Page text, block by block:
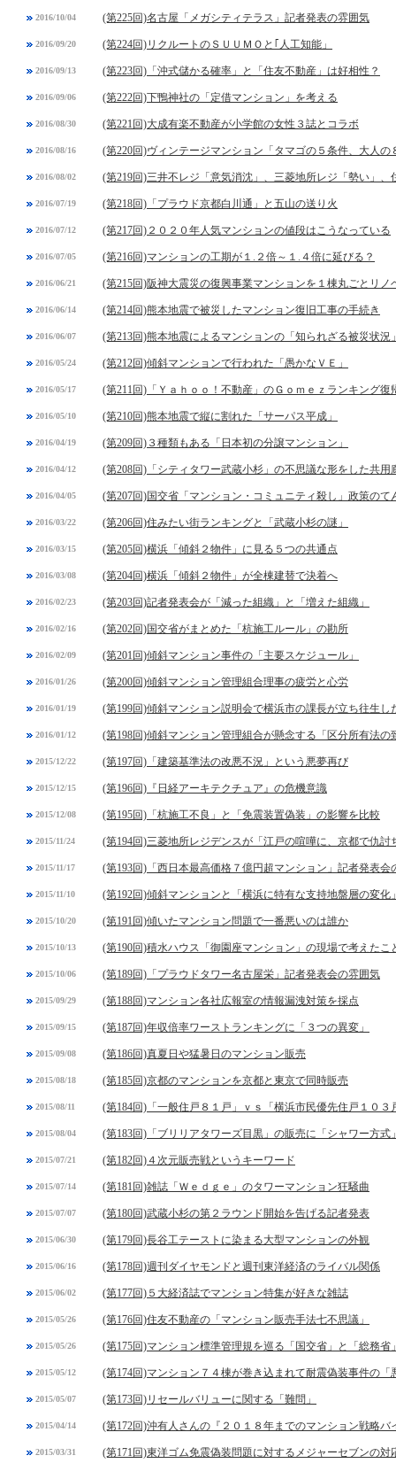
2016/10/04 (第225回)名古屋「メガシティテラス」記者発表の雰囲気
2016/09/20 (第224回)リクルートのＳＵＵＭＯと｢人工知能」
2016/09/13 (第223回)「沖式儲かる確率」と「住友不動産」は好相性？
2016/09/06 (第222回)下鴨神社の「定借マンション」を考える
2016/08/30 (第221回)大成有楽不動産が小学館の女性３誌とコラボ
2016/08/16 (第220回)ヴィンテージマンション「タマゴの５条件、大人の
2016/08/02 (第219回)三井不レジ「意気消沈」、三菱地所レジ「勢い」、
2016/07/19 (第218回)「プラウド京都白川通」と五山の送り火
2016/07/12 (第217回)２０２０年人気マンションの値段はこうなっている
2016/07/05 (第216回)マンションの工期が１.２倍～１.４倍に延びる？
2016/06/21 (第215回)阪神大震災の復興事業マンションを１棟丸ごとリノ
2016/06/14 (第214回)熊本地震で被災したマンション復旧工事の手続き
2016/06/07 (第213回)熊本地震によるマンションの「知られざる被災状況
2016/05/24 (第212回)傾斜マンションで行われた「愚かなＶＥ」
2016/05/17 (第211回)「Ｙａｈｏｏ！不動産」のＧｏｍｅｚランキング復
2016/05/10 (第210回)熊本地震で縦に割れた「サーパス平成」
2016/04/19 (第209回)３種類もある「日本初の分譲マンション」
2016/04/12 (第208回)「シティタワー武蔵小杉」の不思議な形をした共用
2016/04/05 (第207回)国交省「マンション・コミュニティ殺し」政策のて
2016/03/22 (第206回)住みたい街ランキングと「武蔵小杉の謎」
2016/03/15 (第205回)横浜「傾斜２物件」に見る５つの共通点
2016/03/08 (第204回)横浜「傾斜２物件」が全棟建替で決着へ
2016/02/23 (第203回)記者発表会が「減った組織」と「増えた組織」
2016/02/16 (第202回)国交省がまとめた「杭施工ルール」の勘所
2016/02/09 (第201回)傾斜マンション事件の「主要スケジュール」
2016/01/26 (第200回)傾斜マンション管理組合理事の疲労と心労
2016/01/19 (第199回)傾斜マンション説明会で横浜市の課長が立ち往生し
2016/01/12 (第198回)傾斜マンション管理組合が懸念する「区分所有法の
2015/12/22 (第197回)「建築基準法の改悪不況」という悪夢再び
2015/12/15 (第196回)『日経アーキテクチュア』の危機意識
2015/12/08 (第195回)「杭施工不良」と「免震装置偽装」の影響を比較
2015/11/24 (第194回)三菱地所レジデンスが「江戸の喧嘩に、京都で仇討
2015/11/17 (第193回)「西日本最高価格７億円超マンション」記者発表会
2015/11/10 (第192回)傾斜マンションと「横浜に特有な支持地盤層の変化
2015/10/20 (第191回)傾いたマンション問題で一番悪いのは誰か
2015/10/13 (第190回)積水ハウス「御園座マンション」の現場で考えたこ
2015/10/06 (第189回)「プラウドタワー名古屋栄」記者発表会の雰囲気
2015/09/29 (第188回)マンション各社広報室の情報漏洩対策を採点
2015/09/15 (第187回)年収倍率ワーストランキングに「３つの異変」
2015/09/08 (第186回)真夏日や猛暑日のマンション販売
2015/08/18 (第185回)京都のマンションを京都と東京で同時販売
2015/08/11 (第184回)「一般住戸８１戸」ｖｓ「横浜市民優先住戸１０３
2015/08/04 (第183回)「ブリリアタワーズ目黒」の販売に「シャワー方式
2015/07/21 (第182回)４次元販売戦というキーワード
2015/07/14 (第181回)雑誌「Ｗｅｄｇｅ」のタワーマンション狂騒曲
2015/07/07 (第180回)武蔵小杉の第２ラウンド開始を告げる記者発表
2015/06/30 (第179回)長谷工テーストに染まる大型マンションの外観
2015/06/16 (第178回)週刊ダイヤモンドと週刊東洋経済のライバル関係
2015/06/02 (第177回)５大経済誌でマンション特集が好きな雑誌
2015/05/26 (第176回)住友不動産の「マンション販売手法七不思議」
2015/05/26 (第175回)マンション標準管理規を巡る「国交省」と「総務省
2015/05/12 (第174回)マンション７４棟が巻き込まれて耐震偽装事件の「
2015/05/07 (第173回)リセールバリューに関する「難問」
2015/04/14 (第172回)沖有人さんの『２０１８年までのマンション戦略バ
2015/03/31 (第171回)東洋ゴム免震偽装問題に対するメジャーセブンの対